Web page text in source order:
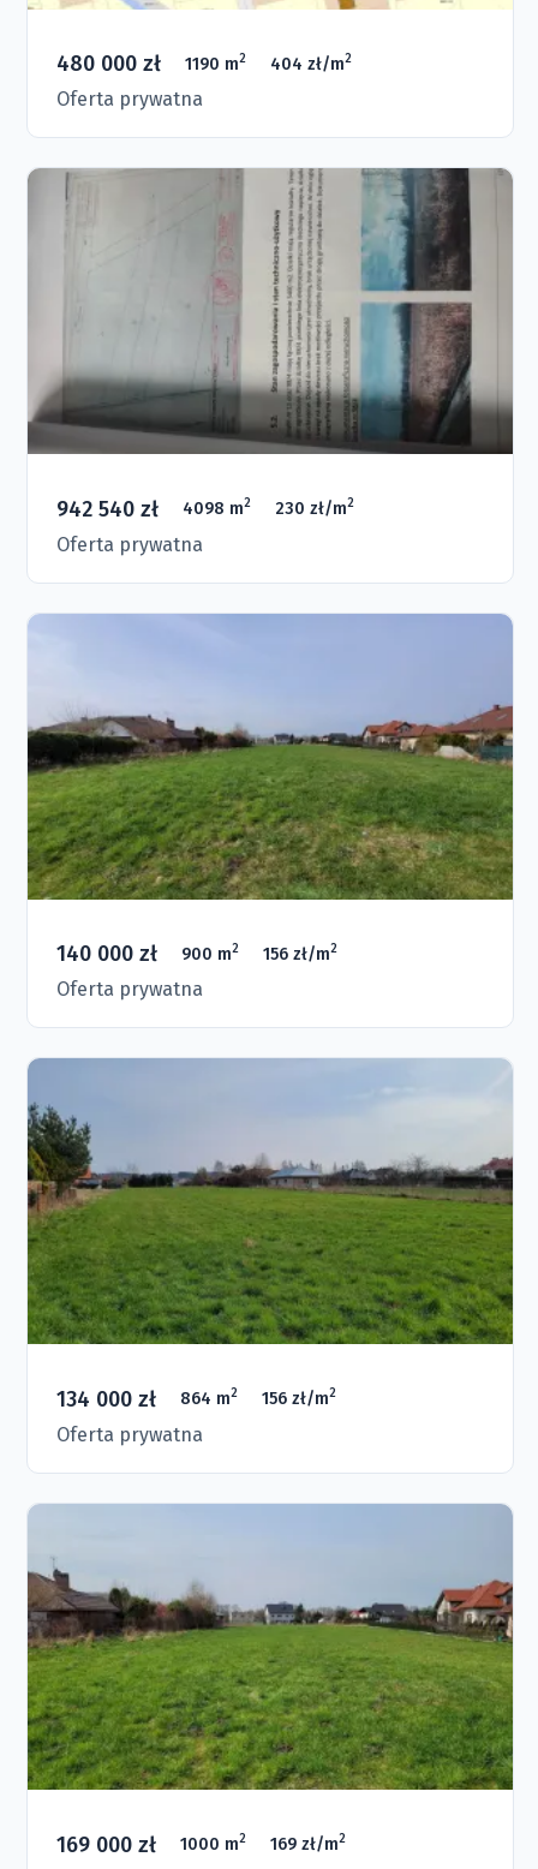
480 000 zł 1190 m2 404 zł/m2
Oferta prywatna
942 540 zł 4098 m2 230 zł/m2
Oferta prywatna
140 000 zł 900 m2 156 zł/m2
Oferta prywatna
134 000 zł 864 m2 156 zł/m2
Oferta prywatna
169 000 zł 1000 m2 169 zł/m2